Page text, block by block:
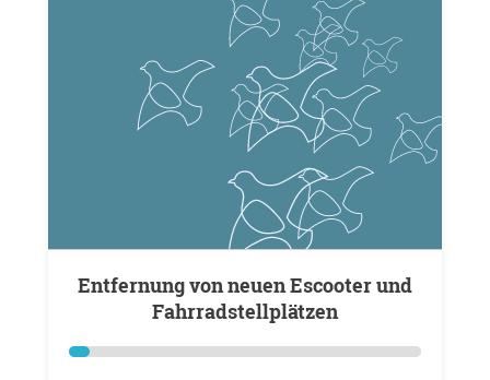
Entfernung von neuen Escooter und
Fahrradstellplätzen